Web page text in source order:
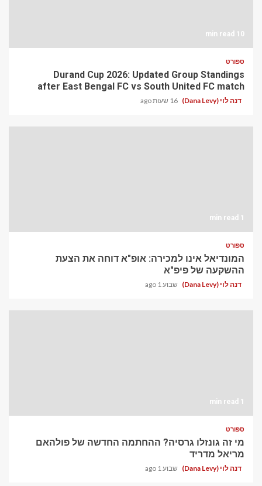
10 min read
ספורט
Durand Cup 2026: Updated Group Standings
after East Bengal FC vs South United FC match
דנה לוי (Dana Levy) 16 שעות ago
1 min read
ספורט
המונדיאל אינו למכירה: אופ"א דוחה את הצעת
ההשקעה של פיפ"א
דנה לוי (Dana Levy) שבוע 1 ago
1 min read
ספורט
מי זה גונזלו גרסיה? ההחתמה החדשה של פולהאם
מריאל מדריד
דנה לוי (Dana Levy) שבוע 1 ago